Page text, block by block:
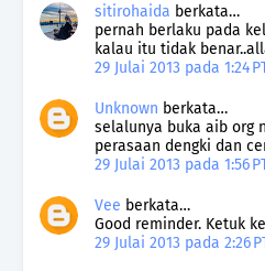
sitirohaida berkata…
pernah berlaku pada
kalau itu tidak
29 Julai 2013 pada 1:24
Unknown berkata…
selalunya buka aib org
perasaan dengki dan
29 Julai 2013 pada 1:56
Vee berkata…
Good reminder. Ketuk
29 Julai 2013 pada 2:26